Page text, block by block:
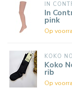
IN
In
pink
Op
KOKO
Koko
rib
Op